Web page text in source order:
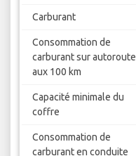
Carburant
Consommation de
carburant sur autoroute
aux 100 km
Capacité minimale du
coffre
Consommation de
carburant en conduite